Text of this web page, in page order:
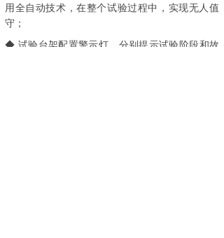
用全自动技术，在整个试验过程中，实现无人值
守；
◆ 试验台架配置警示灯，分别提示试验阶段和故